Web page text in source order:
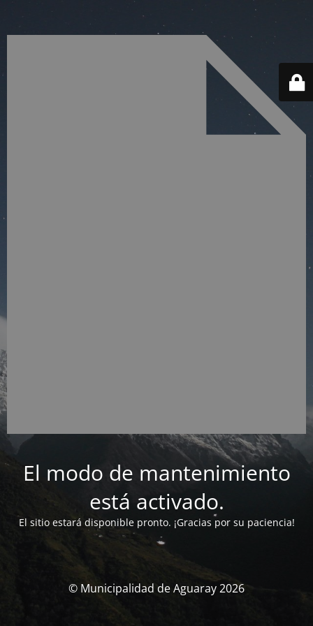
El modo de mantenimiento
está activado.
El sitio estará disponible pronto. ¡Gracias por su paciencia!
© Municipalidad de Aguaray 2026